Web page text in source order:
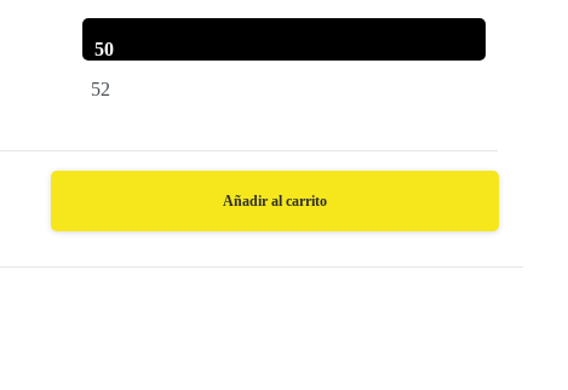
50
52
Añadir al carrito